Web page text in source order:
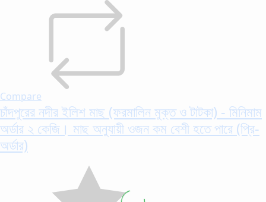
Compare
চাঁদপুরের নদীর ইলিশ মাছ (ফরমালিন মুক্ত ও টাটকা) - মিনিমাম
অর্ডার ২ কেজি। মাছ অনুযায়ী ওজন কম বেশী হতে পারে (প্রি-
অর্ডার)